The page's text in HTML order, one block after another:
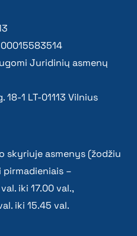
Juridinių asmenų
1 LT-01113 Vilnius
skyriuje asmenys (žodžiu
–
iki 17.00 val.,
iki 15.45 val.